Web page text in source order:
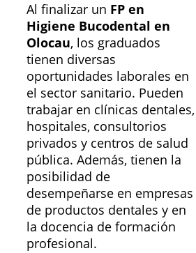
Al finalizar un FP en
Higiene Bucodental en
Olocau, los graduados
tienen diversas
oportunidades laborales en
el sector sanitario. Pueden
trabajar en clínicas dentales,
hospitales, consultorios
privados y centros de salud
pública. Además, tienen la
posibilidad de
desempeñarse en empresas
de productos dentales y en
la docencia de formación
profesional.